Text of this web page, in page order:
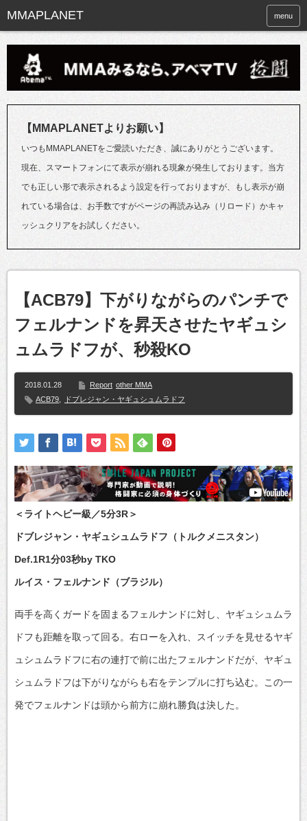
menu
【MMAPLANETよりお願い】
いつもMMAPLANETをご愛読いただき、誠にありがとうございます。
現在、スマートフォンにて表示が崩れる現象が発生しております。当方
でも正しい形で表示されるよう設定を行っておりますが、もし表示が崩
れている場合は、お手数ですがページの再読み込み（リロード）かキャ
ッシュクリアをお試しください。
【ACB79】下がりながらのパンチで
フェルナンドを昇天させたヤギュシ
ュムラドフが、秒殺KO
2018.01.28 Report other MMA
ACB79
ドブレジャン・ヤギュシュムラドフ
＜ライトヘビー級／5分3R＞
ドブレジャン・ヤギュシュムラドフ（トルクメニスタン）
Def.1R1分03秒by TKO
ルイス・フェルナンド（ブラジル）
両手を高くガードを固まるフェルナンドに対し、ヤギュシュムラ
ドフも距離を取って回る。右ローを入れ、スイッチを見せるヤギ
ュシュムラドフに右の連打で前に出たフェルナンドだが、ヤギュ
シュムラドフは下がりながらも右をテンプルに打ち込む。この一
発でフェルナンドは頭から前方に崩れ勝負は決した。